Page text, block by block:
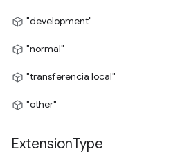
"development"
"normal"
"transferencia local"
"other"
ExtensionType